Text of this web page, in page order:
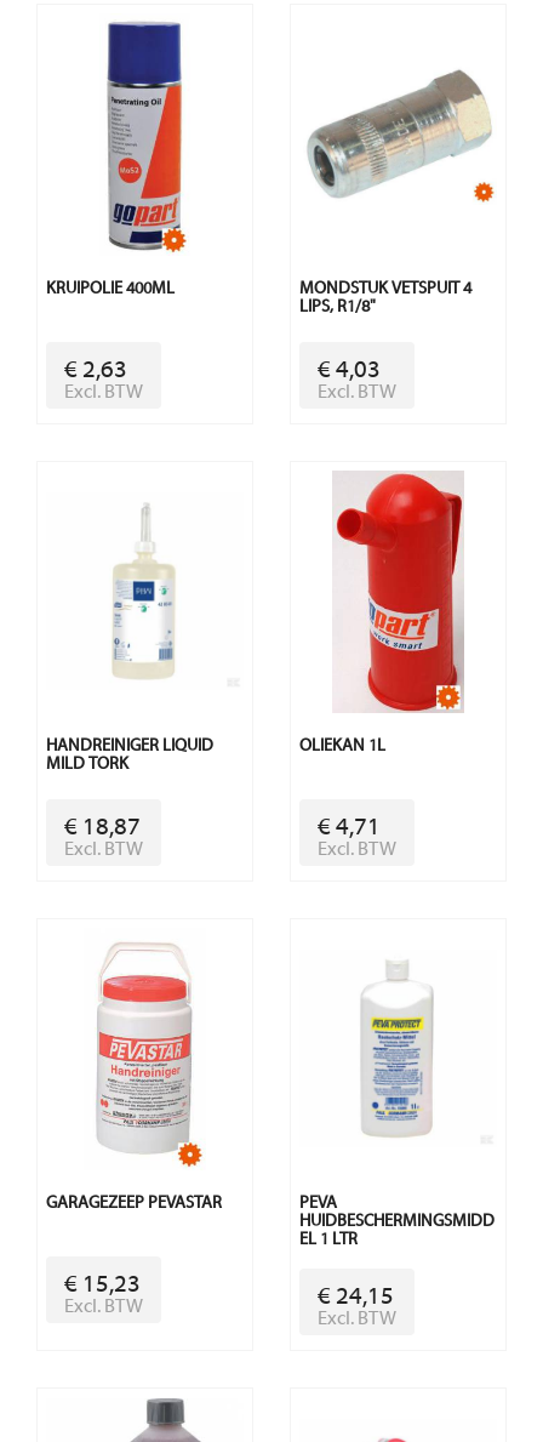
KRUIPOLIE 400ML
€ 2,63
Excl. BTW
MONDSTUK VETSPUIT 4
LIPS, R1/8"
€ 4,03
Excl. BTW
HANDREINIGER LIQUID
MILD TORK
€ 18,87
Excl. BTW
OLIEKAN 1L
€ 4,71
Excl. BTW
GARAGEZEEP PEVASTAR
€ 15,23
Excl. BTW
PEVA
HUIDBESCHERMINGSMIDD
EL 1 LTR
€ 24,15
Excl. BTW